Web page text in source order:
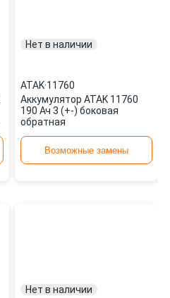
Нет в наличии
ATAK·11760
Аккумулятор ATAK 11760
190 Ач 3 (+-) боковая
обратная
Возможные замены
Нет в наличии